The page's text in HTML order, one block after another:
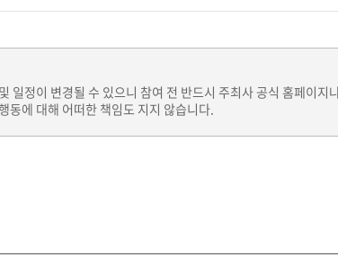
일정이 변경될 수 있으니 참여 전 반드시 주최사 공식 홈페이
동에 대해 어떠한 책임도 지지 않습니다.